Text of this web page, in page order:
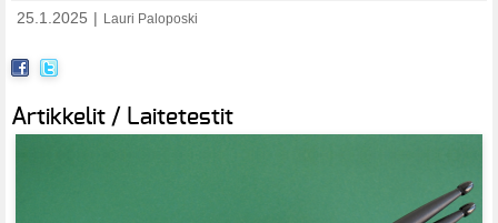
25.1.2025 Lauri Paloposki
Artikkelit / Laitetestit